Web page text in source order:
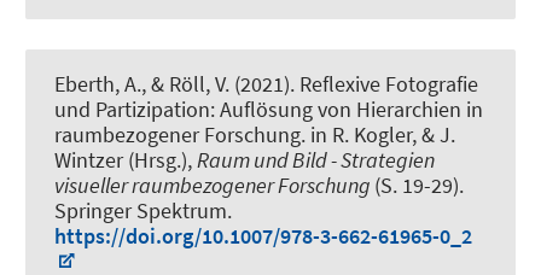
Eberth, A., & Röll, V. (2021). Reflexive Fotografie
und Partizipation: Auflösung von Hierarchien in
raumbezogener Forschung. in R. Kogler, & J.
Wintzer (Hrsg.),Raum und Bild - Strategien
visueller raumbezogener Forschung (S. 19-29).
Springer Spektrum.
https://doi.org/10.1007/978-3-662-61965-0_2